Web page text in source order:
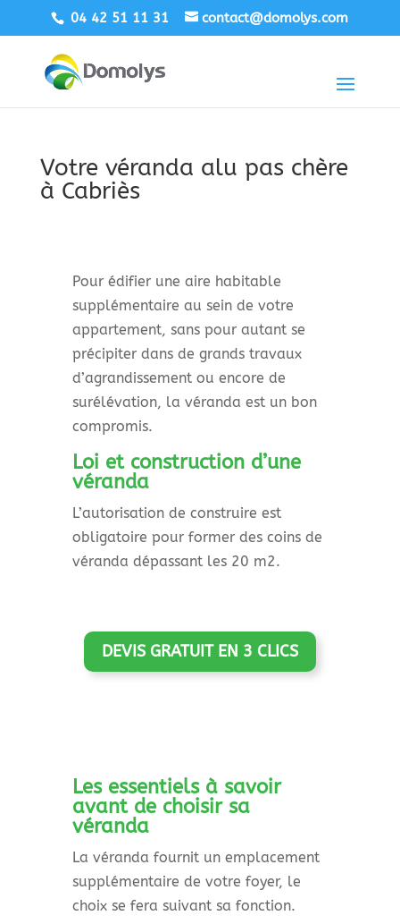
04 42 51 11 31 contact@domolys.com
Votre véranda alu pas chère
à Cabriès
Pour édifier une aire habitable
supplémentaire au sein de votre
appartement, sans pour autant se
précipiter dans de grands travaux
d’agrandissement ou encore de
surélévation, la véranda est un bon
compromis.
Loi et construction d’une
véranda
L’autorisation de construire est
obligatoire pour former des coins de
véranda dépassant les 20 m2.
DEVIS GRATUIT EN 3 CLICS
Les essentiels à savoir
avant de choisir sa
véranda
La véranda fournit un emplacement
supplémentaire de votre foyer, le
choix se fera suivant sa fonction.